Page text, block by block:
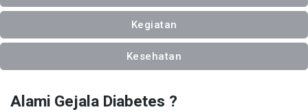
Kegiatan
Kesehatan
Alami Gejala Diabetes ?